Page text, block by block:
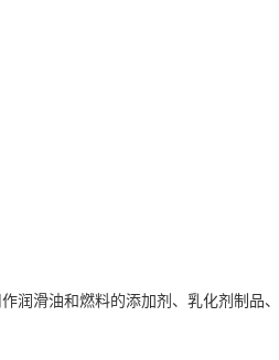
润滑油和燃料的添加剂、乳化剂制品